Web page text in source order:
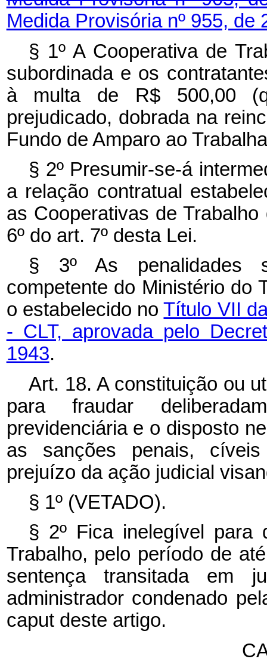
Medida Provisória nº 955, de
§ 1º A Cooperativa de
subordinada e os
à multa de R$ 500,00
prejudicado, dobrada na
Fundo de Amparo ao
§ 2º Presumir-se-á
a relação contratual
as Cooperativas de
6º do art. 7º desta Lei.
§ 3º As penalidades
competente do Ministério do
o estabelecido noTítulo VII
- CLT, aprovada pelo
1943.
Art. 18. A constituição ou
para fraudar
previdenciária e o disposto
as sanções penais,
prejuízo da ação judicial
§ 1º (VETADO).
§ 2º Fica inelegível para
Trabalho, pelo período de
sentença transitada em
administrador condenado
caput deste artigo.